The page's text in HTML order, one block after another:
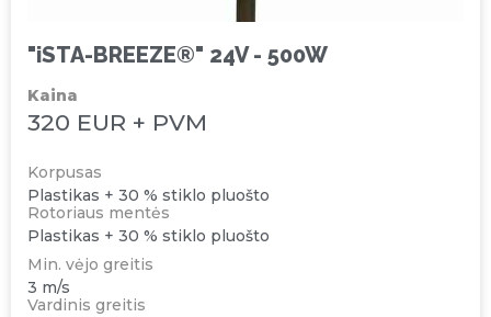
"iSTA-BREEZE®" 24V - 500W
Kaina
320 EUR + PVM
Korpusas
Plastikas + 30 % stiklo pluošto
Rotoriaus mentės
Plastikas + 30 % stiklo pluošto
Min. vėjo greitis
3 m/s
Vardinis greitis